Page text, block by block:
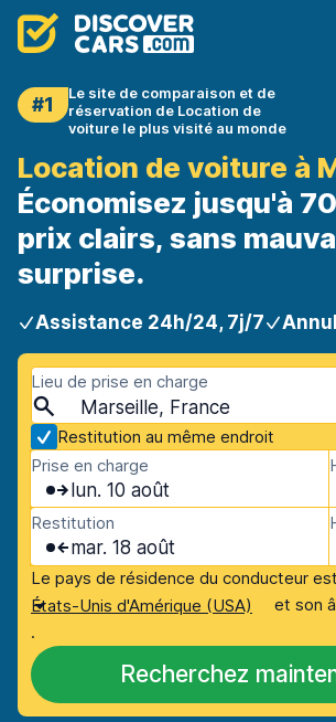
#1
Le site de comparaison et de
réservation de Location de
voiture le plus visité au monde
Location de voiture à
Économisez jusqu'à
prix clairs, sans
surprise.
Assistance 24h/24, 7j/7
Lieu de prise en charge
Marseille, France
Restitution au même endroit
Prise en charge
lun. 10 août
Restitution
mar. 18 août
Le pays de résidence du conducteur est
États-Unis d'Amérique (USA)
et son
.
Recherchez